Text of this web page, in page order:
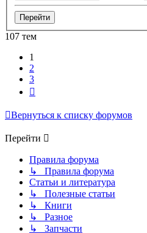
107 тем
1
2
3
Вернуться к списку форумов
Перейти
Правила форума
↳ Правила форума
Статьи и литература
↳ Полезные статьи
↳ Книги
↳ Разное
↳ Запчасти